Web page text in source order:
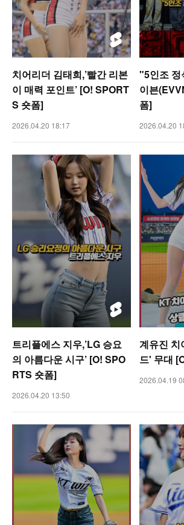
치어리더 김태희,’빨간 리본
이 매력 포인트’ [O! SPORT
S 숏폼]
2026.04.20 18:17
"5인조 정
이븐
폼]
2026.04.20
트리플에스 지우,’LG 승요
의 아름다운 시구’ [O! SPO
RTS 숏폼]
2026.04.20 13:50
계유진 치
드' 무대
2026.04.19